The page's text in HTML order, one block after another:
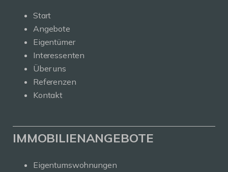
Start
Angebote
Eigentümer
Interessenten
Über uns
Referenzen
Kontakt
IMMOBILIENANGEBOTE
Eigentumswohnungen